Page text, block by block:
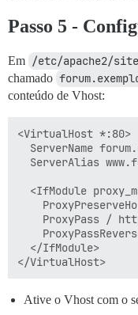
Passo 5 -
Em /etc/apache2/
chamado
conteúdo de Vhost:
<VirtualHost *:80>
ServerName
ServerAlias
<IfModule
ProxyPass /
  </IfModule>
Ative o Vhost com o